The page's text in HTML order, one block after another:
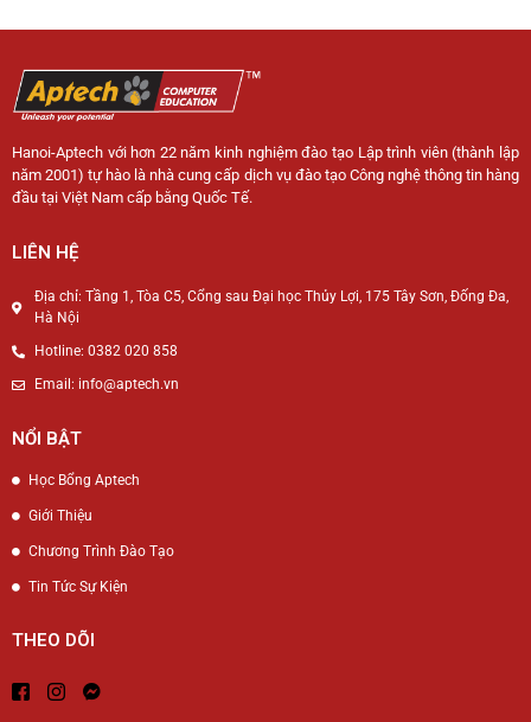
Hanoi-Aptech với hơn 22 năm kinh nghiệm đào tạo Lập trình viên (thành lập
năm 2001) tự hào là nhà cung cấp dịch vụ đào tạo Công nghệ thông tin hàng
đầu tại Việt Nam cấp bằng Quốc Tế.
LIÊN HỆ
Địa chỉ: Tầng 1, Tòa C5, Cổng sau Đại học Thủy Lợi, 175 Tây Sơn, Đống Đa,
Hà Nội
Hotline: 0382 020 858
Email: info@aptech.vn
NỔI BẬT
Học Bổng Aptech
Giới Thiệu
Chương Trình Đào Tạo
Tin Tức Sự Kiện
THEO DÕI